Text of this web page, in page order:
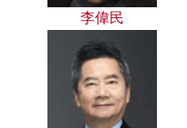
李偉民